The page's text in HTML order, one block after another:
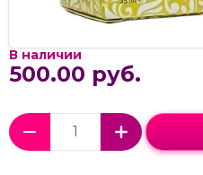
В наличии
500.00 руб.